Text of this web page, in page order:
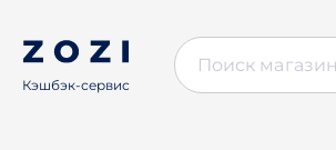
Кэшбэк-сервис